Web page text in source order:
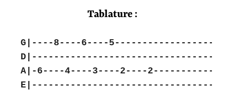
Tablature :
G|----8----6----5------------------|
D|---------------------------------|
A|-6----4----3----2----2-----------|
E|---------------------------------|